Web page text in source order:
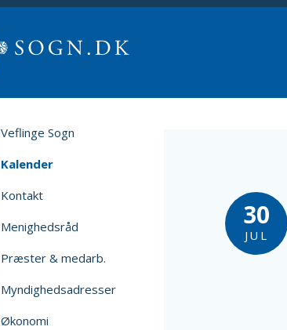
Veflinge Sogn
Kalender
Kontakt
Menighedsråd
Præster & medarb.
Myndighedsadresser
Økonomi
30
JUL